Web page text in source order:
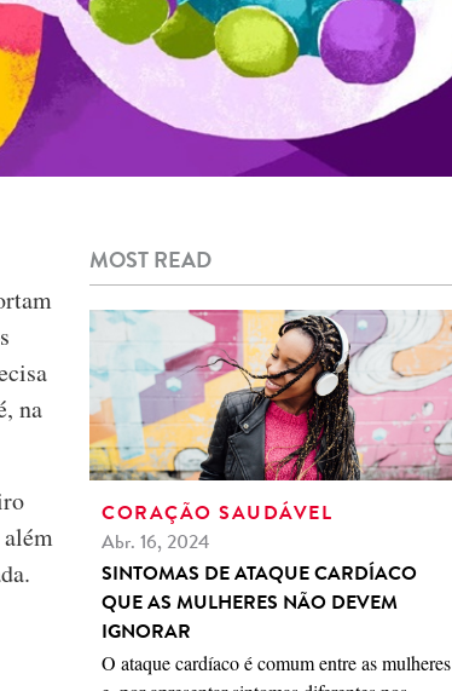
na
MOST READ
CORAÇÃO SAUDÁVEL
Abr. 16, 2024
SINTOMAS DE ATAQUE CARDÍACO
QUE AS MULHERES NÃO DEVEM
IGNORAR
O ataque cardíaco é comum entre as mulheres